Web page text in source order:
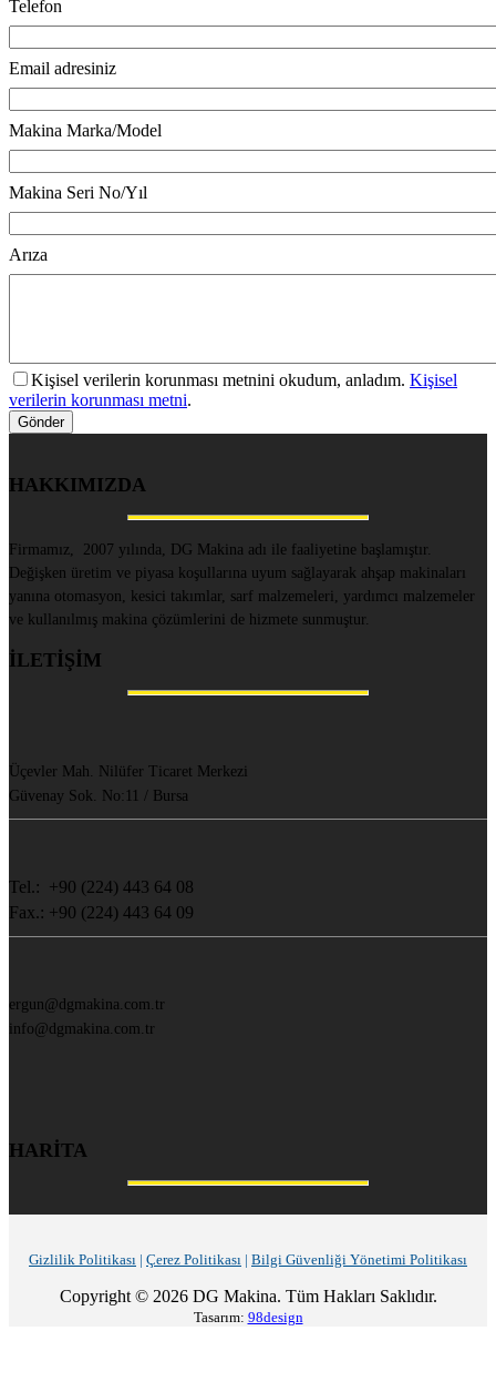
Telefon
Email adresiniz
Makina Marka/Model
Makina Seri No/Yıl
Arıza
Kişisel verilerin korunması metnini okudum, anladım. Kişisel
verilerin korunması metni.
HAKKIMIZDA
Firmamız, 2007 yılında, DG Makina adı ile faaliyetine başlamıştır.
Değişken üretim ve piyasa koşullarına uyum sağlayarak ahşap makinaları
yanına otomasyon, kesici takımlar, sarf malzemeleri, yardımcı malzemeler
ve kullanılmış makina çözümlerini de hizmete sunmuştur.
İLETİŞİM
Üçevler Mah. Nilüfer Ticaret Merkezi
Güvenay Sok. No:11 / Bursa
Tel.: +90 (224) 443 64 08
Fax.: +90 (224) 443 64 09
ergun@dgmakina.com.tr
info@dgmakina.com.tr
HARİTA
Gizlilik Politikası | Çerez Politikası | Bilgi Güvenliği Yönetimi Politikası
Copyright © 2026 DG Makina. Tüm Hakları Saklıdır.
Tasarım: 98design